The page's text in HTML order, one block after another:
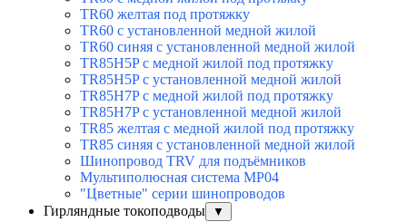
TR60 желтая под протяжку
TR60 с установленной медной жилой
TR60 синяя с установленной медной жилой
TR85H5P с медной жилой под протяжку
TR85H5P с установленной медной жилой
TR85H7P с медной жилой под протяжку
TR85H7P с установленной медной жилой
TR85 желтая с медной жилой под протяжку
TR85 синяя с установленной медной жилой
Шинопровод TRV для подъёмников
Мультиполюсная система MP04
"Цветные" серии шинопроводов
Гирляндные токоподводы
▼